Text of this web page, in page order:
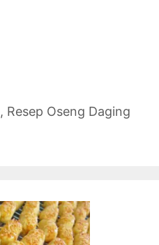
, Resep Oseng Daging